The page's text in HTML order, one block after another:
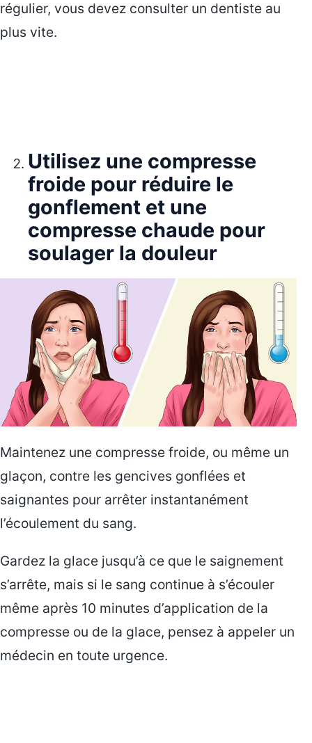
régulier, vous devez consulter un dentiste au
plus vite.
Utilisez une compresse
froide pour réduire le
gonflement et une
compresse chaude pour
soulager la douleur
Maintenez une compresse froide, ou même un
glaçon, contre les gencives gonflées et
saignantes pour arrêter instantanément
l’écoulement du sang.
Gardez la glace jusqu’à ce que le saignement
s’arrête, mais si le sang continue à s’écouler
même après 10 minutes d’application de la
compresse ou de la glace, pensez à appeler un
médecin en toute urgence.